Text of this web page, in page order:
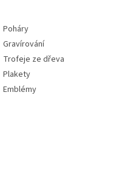
Poháry
Gravírování
Trofeje ze dřeva
Plakety
Emblémy